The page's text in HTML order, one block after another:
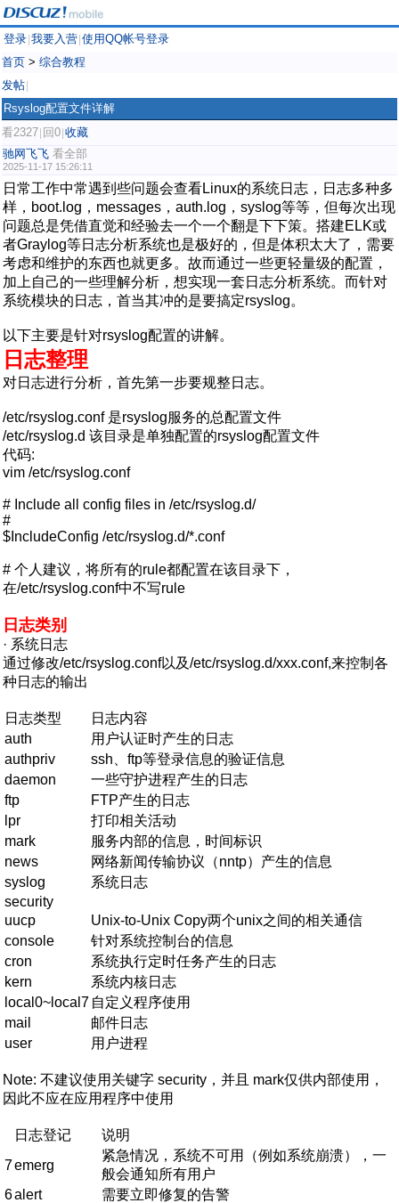
登录 我要入营 使用QQ帐号登录
首页 > 综合教程
发帖
Rsyslog配置文件详解
看2327 回0 收藏
驰网飞飞 看全部
2025-11-17 15:26:11
日常工作中常遇到些问题会查看Linux的系统日志，日志多种多
样，boot.log，messages，auth.log，syslog等等，但每次出现
问题总是凭借直觉和经验去一个一个翻是下下策。搭建ELK或
者Graylog等日志分析系统也是极好的，但是体积太大了，需要
考虑和维护的东西也就更多。故而通过一些更轻量级的配置，
加上自己的一些理解分析，想实现一套日志分析系统。而针对
系统模块的日志，首当其冲的是要搞定rsyslog。
以下主要是针对rsyslog配置的讲解。
日志整理
对日志进行分析，首先第一步要规整日志。
/etc/rsyslog.conf 是rsyslog服务的总配置文件
/etc/rsyslog.d 该目录是单独配置的rsyslog配置文件
代码:
vim /etc/rsyslog.conf
# Include all config files in /etc/rsyslog.d/
#
$IncludeConfig /etc/rsyslog.d/*.conf
# 个人建议，将所有的rule都配置在该目录下，
在/etc/rsyslog.conf中不写rule
日志类别
· 系统日志
通过修改/etc/rsyslog.conf以及/etc/rsyslog.d/xxx.conf,来控制各
种日志的输出
日志类型
日志内容
auth
用户认证时产生的日志
authpriv
ssh、ftp等登录信息的验证信息
daemon
一些守护进程产生的日志
ftp
FTP产生的日志
lpr
打印相关活动
mark
服务内部的信息，时间标识
news
网络新闻传输协议（nntp）产生的信息
syslog
系统日志
security
uucp
Unix-to-Unix Copy两个unix之间的相关通信
console
针对系统控制台的信息
cron
系统执行定时任务产生的日志
kern
系统内核日志
local0~local7 自定义程序使用
mail
邮件日志
user
用户进程
Note: 不建议使用关键字 security，并且 mark仅供内部使用，
因此不应在应用程序中使用
日志登记
说明
7emerg
紧急情况，系统不可用（例如系统崩溃），一
般会通知所有用户
6alert
需要立即修复的告警